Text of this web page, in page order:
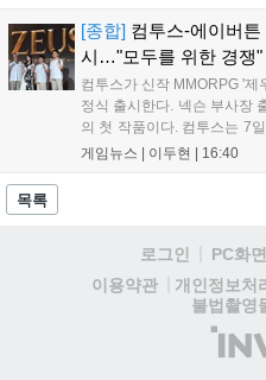
서는 대회 규정에 따라 별도
[종합] 컴투스-에이버
시…"모두를 위한 경쟁"
컴투스가 신작 MMORPG '제
정식 출시한다. 넥슨 부사장
의 첫 작품이다. 컴투스는 7
심 콘텐츠, 유료화 정책, 운
게임뉴스 | 이두현 16:40
목록
로그인 PC화면
이용약관
개인정보처
불법촬영